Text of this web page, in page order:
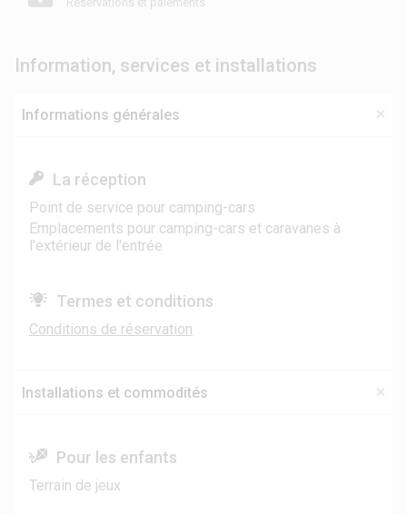
Information, services et installations
Informations générales
La réception
Point de service pour camping-cars
Emplacements pour camping-cars et caravanes à
l'extérieur de l'entrée
Termes et conditions
Conditions de réservation
Installations et commodités
Pour les enfants
Terrain de jeux